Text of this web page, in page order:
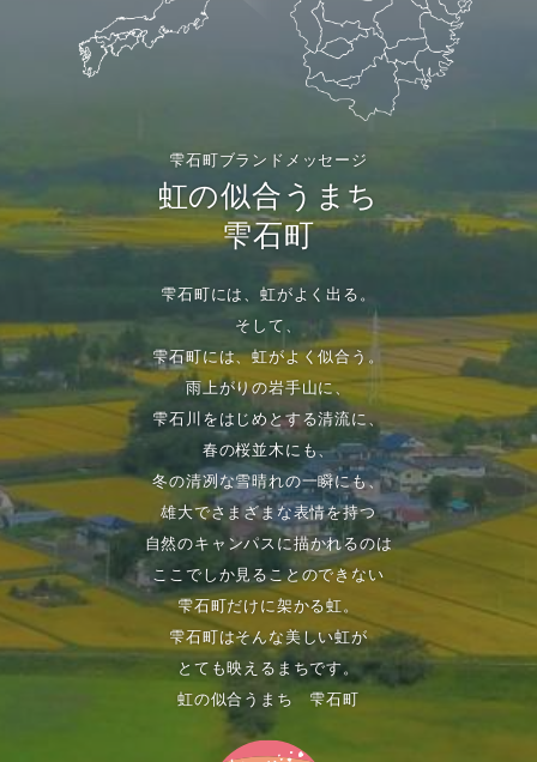
雫石町ブランドメッセージ
虹の似合うまち
雫石町
雫石町には、虹がよく出る。
そして、
雫石町には、虹がよく似合う。
雨上がりの岩手山に、
雫石川をはじめとする清流に、
春の桜並木にも、
冬の清冽な雪晴れの一瞬にも、
雄大でさまざまな表情を持つ
自然のキャンパスに描かれるのは
ここでしか見ることのできない
雫石町だけに架かる虹。
雫石町はそんな美しい虹が
とても映えるまちです。
虹の似合うまち 雫石町